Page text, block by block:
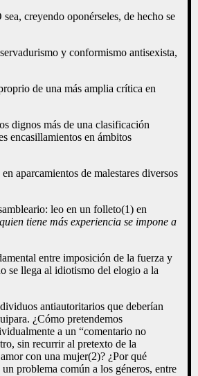
creyendo oponérseles, de hecho se
y conformismo antisexista,
de una más amplia crítica en
dignos más de una clasificación
encasillamientos en ámbitos
aparcamientos de malestares diversos
leo en un folleto(1) en
tiene más experiencia se impone a
entre imposición de la fuerza y
se llega al idiotismo del elogio a la
antiautoritarios que deberían
¿Cómo pretendemos
a un “comentario no
sin recurrir al pretexto de la
con una mujer(2)? ¿Por qué
problema común a los géneros, entre